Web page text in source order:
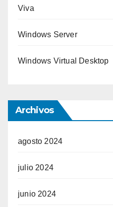
Viva
Windows Server
Windows Virtual Desktop
Archivos
agosto 2024
julio 2024
junio 2024